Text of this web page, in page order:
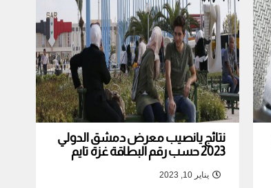
نتائج يانصيب معرض دمشق الدولي
2023 حسب رقم البطاقة غزة تايم
يناير 10, 2023